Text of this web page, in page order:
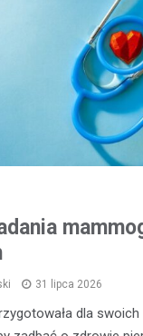
31 lipca 2026
dla